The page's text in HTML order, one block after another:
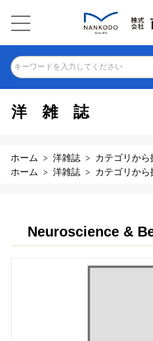
キーワードを入力してください
洋雑誌
ホーム 洋雑誌 カテゴリから
ホーム
洋雑誌 カテゴリから
Neuroscience &